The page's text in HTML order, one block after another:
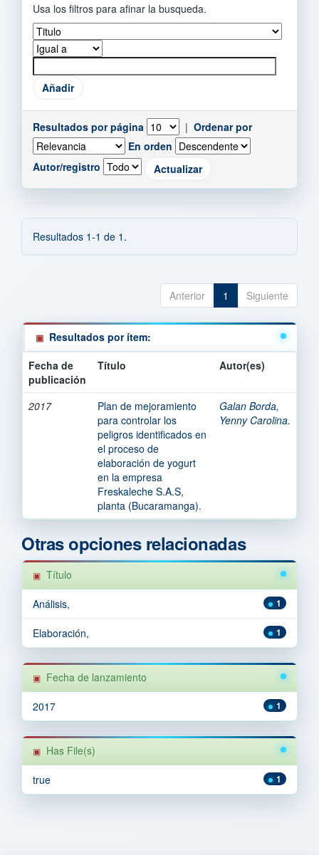
Usa los filtros para afinar la busqueda.
Resultados por página | Ordenar por
En orden
Autor/registro
Resultados 1-1 de 1.
Anterior 1 Siguiente
Resultados por ítem:
Fecha de
publicación
Título Autor(es)
2017
Plan de mejoramiento
para controlar los
peligros identificados en
el proceso de
elaboración de yogurt
en la empresa
Freskaleche S.A.S,
planta (Bucaramanga).
Galan Borda,
Yenny Carolina.
Otras opciones relacionadas
Título
1
Análisis,
1
Elaboración,
Fecha de lanzamiento
1
2017
Has File(s)
1
true